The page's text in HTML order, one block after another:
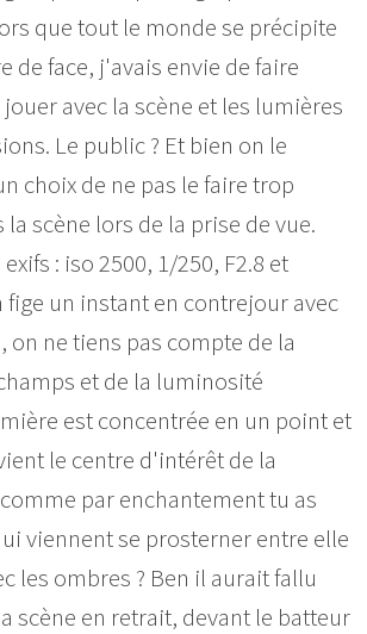
que tout le monde se précipite
de face, j'avais envie de faire
avec la scène et les lumières
Le public ? Et bien on le
choix de ne pas le faire trop
scène lors de la prise de vue.
: iso 2500, 1/250, F2.8 et
fige un instant en contrejour avec
on ne tiens pas compte de la
et de la luminosité
est concentrée en un point et
le centre d'intérêt de la
par enchantement tu as
viennent se prosterner entre elle
les ombres ? Ben il aurait fallu
scène en retrait, devant le batteur